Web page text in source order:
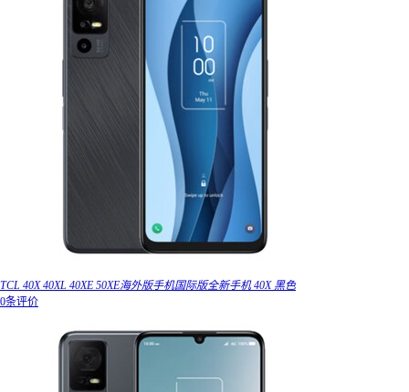
TCL 40X 40XL 40XE 50XE海外版手机国际版全新手机 40X 黑色
0条评价